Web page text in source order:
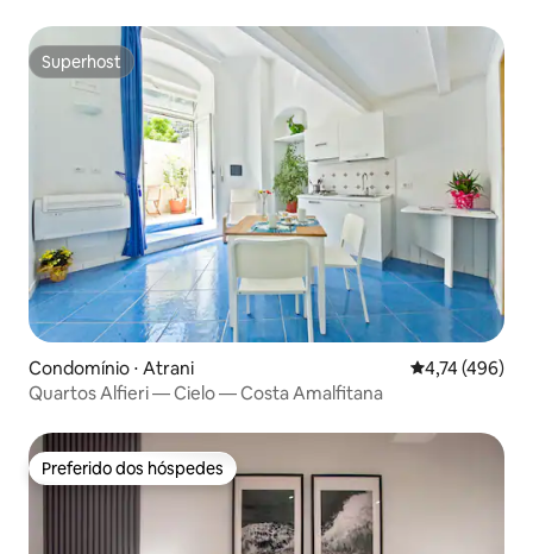
Superhost
Superhost
Condomínio ⋅ Atrani 4,74 de uma
4,74 (496)
Quartos Alfieri — Cielo — Costa Amalfitana
Preferido dos hóspedes
Preferido dos hóspedes